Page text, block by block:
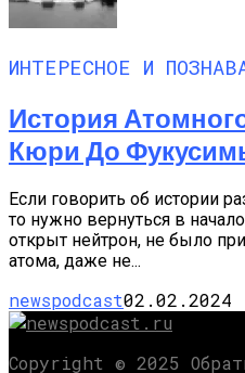
ИНТЕРЕСНОЕ И
История
Кюри До
Если говорить об истории
то нужно вернуться в
открыт нейтрон, не было
атома, даже не...
newspodcast02.02.2024
Copyright © 2025